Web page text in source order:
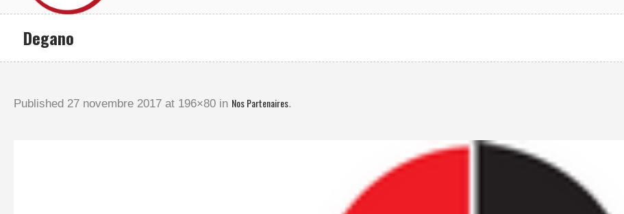
Degano
Published 27 novembre 2017 at 196×80 in Nos Partenaires.